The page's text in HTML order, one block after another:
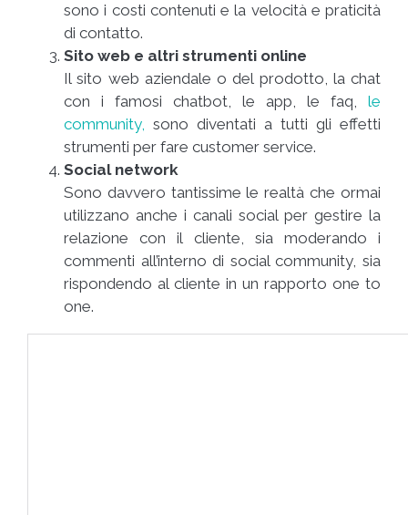
sono i costi contenuti e la velocità e praticità
di contatto.
Sito web e altri strumenti online
Il sito web aziendale o del prodotto, la chat
con i famosi chatbot, le app, le faq, le
community, sono diventati a tutti gli effetti
strumenti per fare customer service.
Social network
Sono davvero tantissime le realtà che ormai
utilizzano anche i canali social per gestire la
relazione con il cliente, sia moderando i
commenti all’interno di social community, sia
rispondendo al cliente in un rapporto one to
one.